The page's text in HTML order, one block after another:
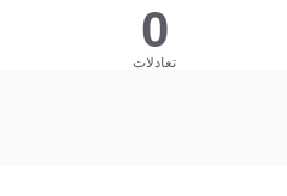
0
تعادلات